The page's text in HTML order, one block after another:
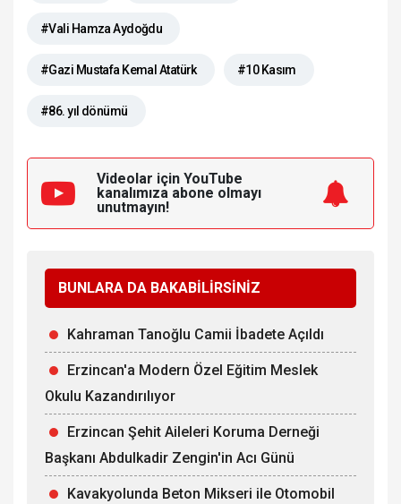
#Vali Hamza Aydoğdu
#Gazi Mustafa Kemal Atatürk #10 Kasım
#86. yıl dönümü
Videolar için YouTube
kanalımıza abone olmayı
unutmayın!
BUNLARA DA BAKABİLİRSİNİZ
Kahraman Tanoğlu Camii İbadete Açıldı
Erzincan'a Modern Özel Eğitim Meslek
Okulu Kazandırılıyor
Erzincan Şehit Aileleri Koruma Derneği
Başkanı Abdulkadir Zengin'in Acı Günü
Kavakyolunda Beton Mikseri ile Otomobil